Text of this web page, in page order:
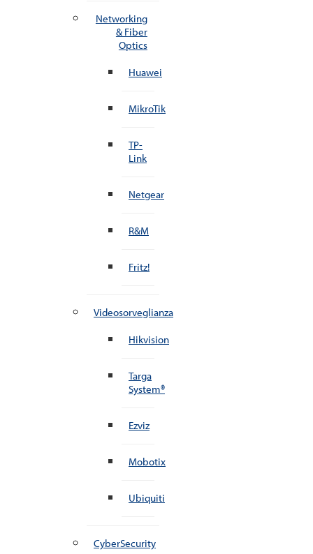
Networking
& Fiber
Optics
Huawei
MikroTik
TP-
Link
Netgear
R&M
Fritz!
Videosorveglianza
Hikvision
Targa
System®
Ezviz
Mobotix
Ubiquiti
CyberSecurity